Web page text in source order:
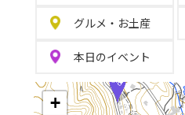
グルメ ・ お土産
本日のイベント
+